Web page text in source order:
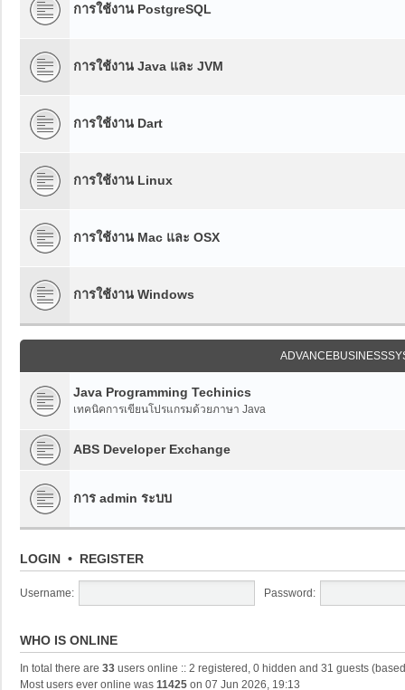
การใช้งาน PostgreSQL
การใช้งาน Java และ JVM
การใช้งาน Dart
การใช้งาน Linux
การใช้งาน Mac และ OSX
การใช้งาน Windows
Java Programming Techinics
เทคนิคการเขียนโปรแกรมด้วยภาษา Java
ABS Developer Exchange
การ admin ระบบ
LOGIN • REGISTER
Username: Password:
WHO IS ONLINE
In total there are 33 users online :: 2 registered, 0 hidden and 31 guests
Most users ever online was 11425 on 07 Jun 2026, 19:13